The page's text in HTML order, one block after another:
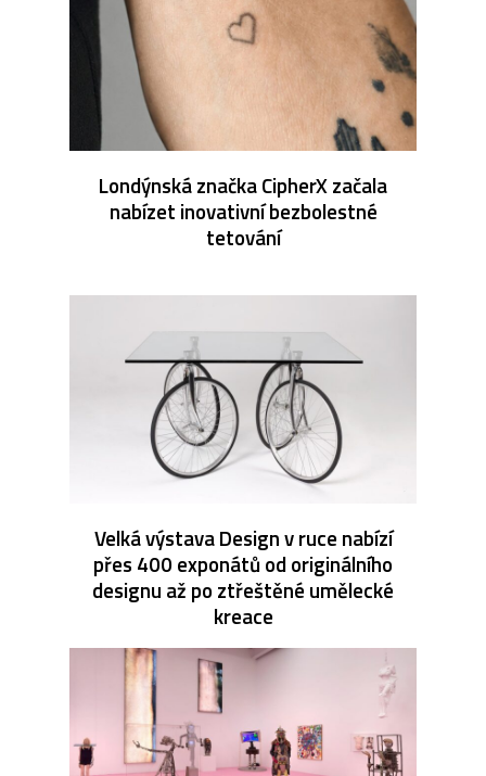
Londýnská značka CipherX začala
nabízet inovativní bezbolestné
tetování
Velká výstava Design v ruce nabízí
přes 400 exponátů od originálního
designu až po ztřeštěné umělecké
kreace